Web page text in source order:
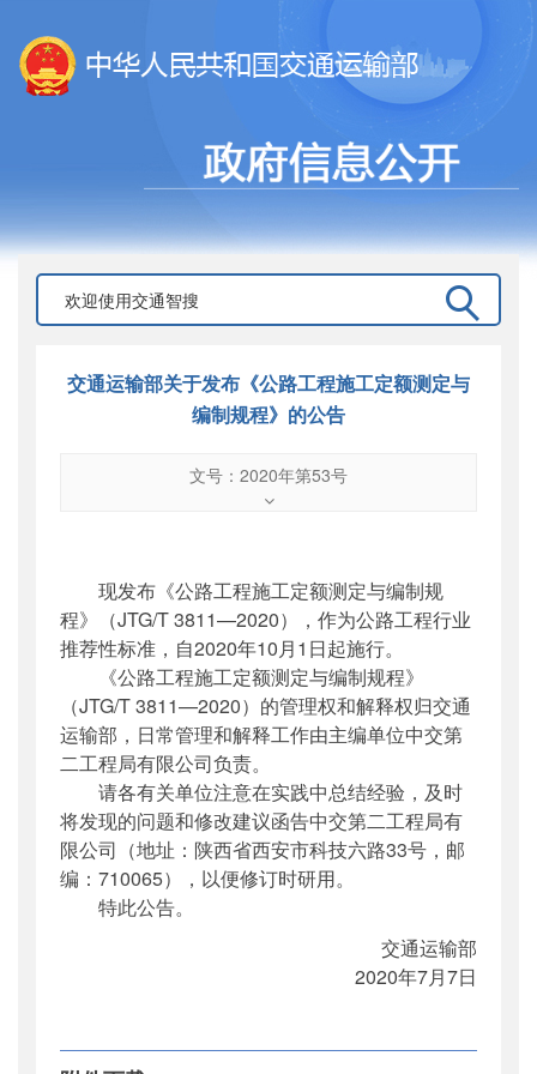
交通运输部关于发布《公路工程施工定额测定与
编制规程》的公告
文号：2020年第53号
2020年第53号
主题词 ：
公路工程;施工;定额;编制规程
机构分类：公路局
主题分类 ：标准
公文类型：其他
现发布《公路工程施工定额测定与编制规
程》（JTG/T 3811—2020），作为公路工程行业
推荐性标准，自2020年10月1日起施行。
《公路工程施工定额测定与编制规程》
（JTG/T 3811—2020）的管理权和解释权归交通
运输部，日常管理和解释工作由主编单位中交第
二工程局有限公司负责。
请各有关单位注意在实践中总结经验，及时
将发现的问题和修改建议函告中交第二工程局有
限公司（地址：陕西省西安市科技六路33号，邮
编：710065），以便修订时研用。
特此公告。
交通运输部
2020年7月7日